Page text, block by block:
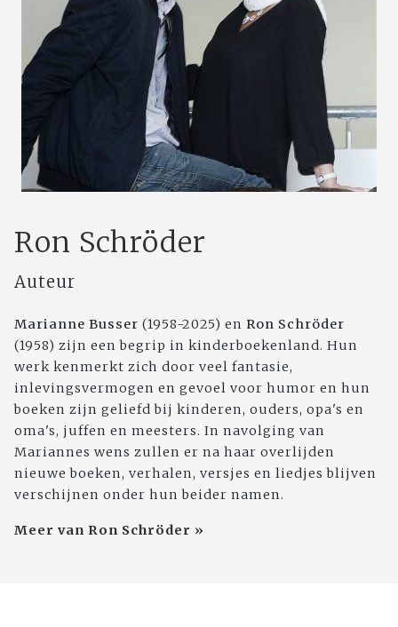
Ron Schröder
Auteur
Marianne Busser (1958-2025) en Ron Schröder
(1958) zijn een begrip in kinderboekenland. Hun
werk kenmerkt zich door veel fantasie,
inlevingsvermogen en gevoel voor humor en hun
boeken zijn geliefd bij kinderen, ouders, opa's en
oma's, juffen en meesters. In navolging van
Mariannes wens zullen er na haar overlijden
nieuwe boeken, verhalen, versjes en liedjes blijven
verschijnen onder hun beider namen.
Meer van Ron Schröder »